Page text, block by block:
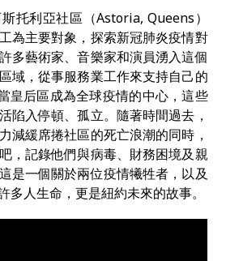
托利亞社區（Astoria, Queens）
為主要對象，探索新冠肺炎疫情對
多藝術家、音樂家和演員湧入這個
域，從事服務業工作來支持自己的
皇后區成為全球疫情的中心，這些
陷入停頓、孤立。隨著時間過去，
減緩席捲社區的死亡浪潮的同時，
，記錄他們與病毒、財務困境及親
是一個關於兩位疫情犧牲者，以及
多人生命，更是紐約未來的故事。